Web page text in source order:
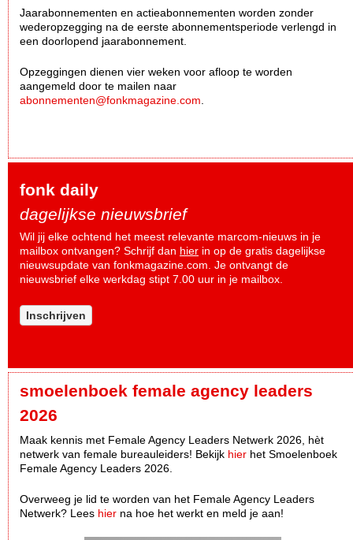
Jaarabonnementen en actieabonnementen worden zonder
wederopzegging na de eerste abonnementsperiode verlengd in
een doorlopend jaarabonnement.
Opzeggingen dienen vier weken voor afloop te worden
aangemeld door te mailen naar
abonnementen@fonkmagazine.com.
fonk daily
dagelijkse nieuwsbrief
Wil jij elke ochtend het meest relevante marcom-nieuws in je
mailbox ontvangen? Schrijf dan hier in op de gratis dagelijkse
nieuwsupdate van fonkmagazine.com. Je ontvangt de
nieuwsbrief elke werkdag stipt 7.00 uur in je mailbox.
Inschrijven
smoelenboek female agency leaders
2026
Maak kennis met Female Agency Leaders Netwerk 2026, hèt
netwerk van female bureauleiders! Bekijk hier het Smoelenboek
Female Agency Leaders 2026.
Overweeg je lid te worden van het Female Agency Leaders
Netwerk? Lees hier na hoe het werkt en meld je aan!